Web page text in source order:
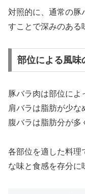
対照的に、通常の豚
すことで深みのある
部位による風味
豚バラ肉は部位によ
肩バラは脂肪が少な
腹バラは脂肪分が多
各部位を適した料理
な味と食感を存分に